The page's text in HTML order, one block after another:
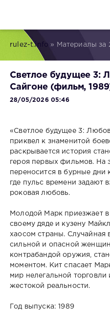
rulez-t.info » Материалы за
Светлое будущее 3:
Сайгоне (фильм,
28/05/2026 05:46
«Светлое будущее 3:
приквел к знаменитой
раскрывается история
героя первых фильмов. На
переносится в бурные дни
где пульс времени задают
роковая любовь.
Молодой Марк приезжает
своему дяде и кузену
хаосом страны. Случайная
сильной и опасной
контрабандой оружия,
моментом. Кит спасает
мир нелегальной
жестокой реальности.
Год выпуска: 1989